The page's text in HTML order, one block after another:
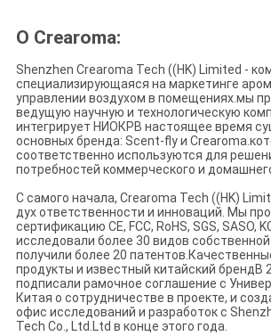
О Crearoma:
Shenzhen Crearoma Tech ((HK) Limited -
специализирующаяся на маркетинге
управлении воздухом в помещениях.мы
ведущую научную и технологическую
интегрирует НИОКРВ настоящее время
основных бренда: Scent-fly и
соответственно используются для
потребностей коммерческого и
С самого начала, Crearoma Tech ((HK)
дух ответственности и инноваций. Мы
сертификацию CE, FCC, RoHS, SGS, SASO,
исследовали более 30 видов
получили более 20
продукты и известный китайский брендВ
подписали рамочное соглашение с
Китая о сотрудничестве в проекте, и
офис исследований и разработок с
Tech Co., Ltd.Ltd в конце этого года.